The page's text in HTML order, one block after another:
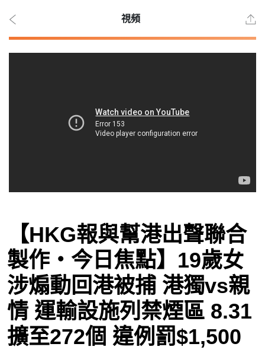
時事
觀點
博客
投票
視頻
【HKG報與幫港出聲聯合
製作‧今日焦點】19歲女
涉煽動回港被捕 港獨vs親
情 運輸設施列禁煙區 8.31
擴至272個 違例罰$1,500